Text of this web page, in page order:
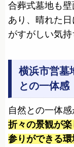
合葬式墓地も
あり、晴れた
がすがしい気持
横浜市営墓
との一体感
自然との一体
折々の景観が
参りができる